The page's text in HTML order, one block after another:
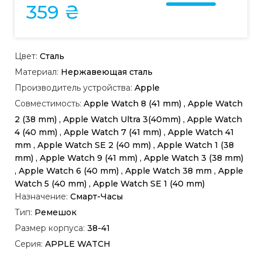
359 ₴
Цвет: Сталь
Материал: Нержавеющая сталь
Производитель устройства: Apple
Совместимость: Apple Watch 8 (41 mm) , Apple Watch
2 (38 mm) , Apple Watch Ultra 3(40mm) , Apple Watch
4 (40 mm) , Apple Watch 7 (41 mm) , Apple Watch 41
mm , Apple Watch SE 2 (40 mm) , Apple Watch 1 (38
mm) , Apple Watch 9 (41 mm) , Apple Watch 3 (38 mm)
, Apple Watch 6 (40 mm) , Apple Watch 38 mm , Apple
Watch 5 (40 mm) , Apple Watch SE 1 (40 mm)
Назначение: Смарт-Часы
Тип: Ремешок
Размер корпуса: 38-41
Серия: APPLE WATCH